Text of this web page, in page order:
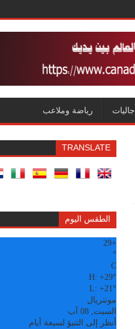
جاليات رياضة وملاعب
TRANSLATE
الطقس اليوم
+
29
°
C
H: +29°
L: +21°
مونتريال
السبت, 08 آب
أنظر إلى التنبؤ لسبعة أيام